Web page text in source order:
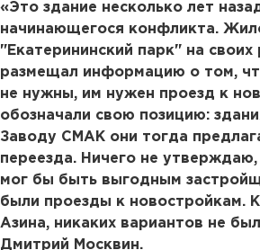
«Это здание несколько лет
начинающегося конфликта.
"Екатерининский парк" на своих
размещал информацию о том,
не нужны, им нужен проезд к
обозначали свою позицию:
Заводу СМАК они тогда
переезда. Ничего не
мог бы быть выгодным
были проезды к новостройкам.
Азина, никаких вариантов не
Дмитрий Москвин.